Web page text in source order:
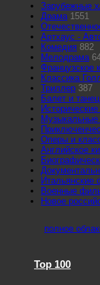
Зарубежные
Драма 1551
Артхаус -
Комедия 882
Мелодрама
Французское
Классика
Триллер 387
Балет и танец
Оперы и
Английское
Военные
Новое
полное
Top 100